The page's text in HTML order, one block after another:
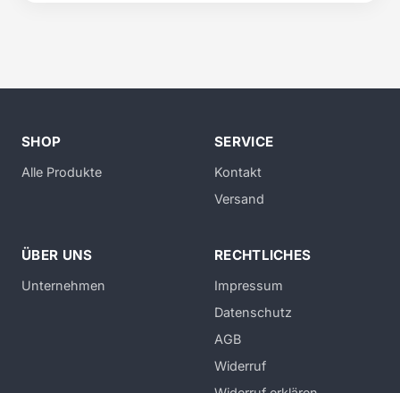
SHOP
Alle Produkte
SERVICE
Kontakt
Versand
ÜBER UNS
Unternehmen
RECHTLICHES
Impressum
Datenschutz
AGB
Widerruf